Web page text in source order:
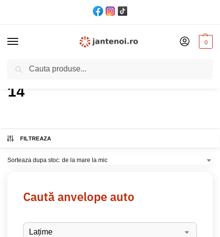
0
Acasă Produs Diametru anvelopa
14
FILTREAZA
Caută anvelope auto